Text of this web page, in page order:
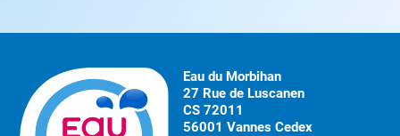
Eau du Morbihan
27 Rue de Luscanen
CS 72011
56001 Vannes Cedex